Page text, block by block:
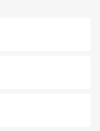
める外せないスポット